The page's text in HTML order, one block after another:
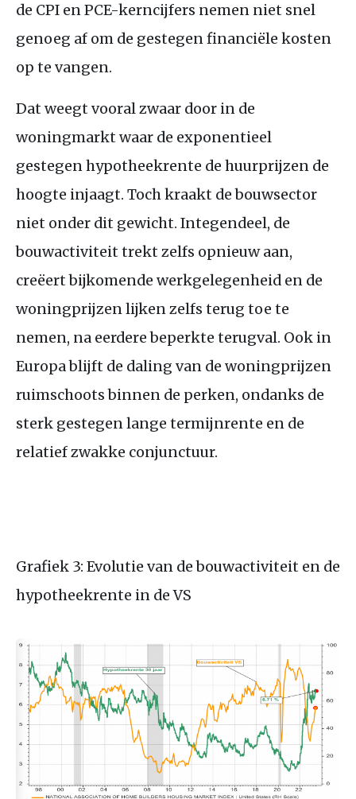
de CPI enPCE-kerncijfers nemen niet snel
genoeg af om de gestegen financiële kosten
op te vangen.
Dat weegt vooral zwaar door in de
woningmarkt waar de exponentieel
gestegen hypotheekrente de huurprijzen de
hoogte injaagt. Toch kraakt de bouwsector
niet onder dit gewicht. Integendeel, de
bouwactiviteit trekt zelfs opnieuw aan,
creëert bijkomende werkgelegenheid en de
woningprijzen lijken zelfs terug toe te
nemen, na eerdere beperkte terugval. Ook in
Europa blijft de daling van de woningprijzen
ruimschoots binnen de perken, ondanks de
sterk gestegen lange termijnrente en de
relatief zwakke conjunctuur.
Grafiek 3: Evolutie van de bouwactiviteit en de
hypotheekrente in deVS